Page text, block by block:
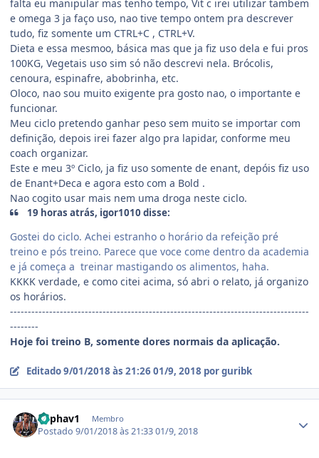
falta eu manipular mas tenho tempo, Vit c irei utilizar tambem
e omega 3 ja faço uso, nao tive tempo ontem pra descrever
tudo, fiz somente um CTRL+C , CTRL+V.
Dieta e essa mesmoo, básica mas que ja fiz uso dela e fui pros
100KG, Vegetais uso sim só não descrevi nela. Brócolis,
cenoura, espinafre, abobrinha, etc.
Oloco, nao sou muito exigente pra gosto nao, o importante e
funcionar.
Meu ciclo pretendo ganhar peso sem muito se importar com
definição, depois irei fazer algo pra lapidar, conforme meu
coach organizar.
Este e meu 3º Ciclo, ja fiz uso somente de enant, depóis fiz uso
de Enant+Deca e agora esto com a Bold .
Nao cogito usar mais nem uma droga neste ciclo.
19 horas atrás, igor1010 disse:
Gostei do ciclo. Achei estranho o horário da refeição pré
treino e pós treino. Parece que voce come dentro da academia
e já começa a treinar mastigando os alimentos, haha.
KKKK verdade, e como citei acima, só abri o relato, já organizo
os horários.
------------------------------------------------------------------------------------
--------
Hoje foi treino B, somente dores normais da aplicação.
Editado9/01/2018 às 21:26 01/9, 2018 por guribk
Raphav1 Membro
Postado9/01/2018 às 21:3301/9, 2018